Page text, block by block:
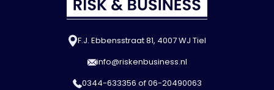
F.J. Ebbensstraat 81, 4007 WJ Tiel
info@riskenbusiness.nl
0344-633356 of06-20490063